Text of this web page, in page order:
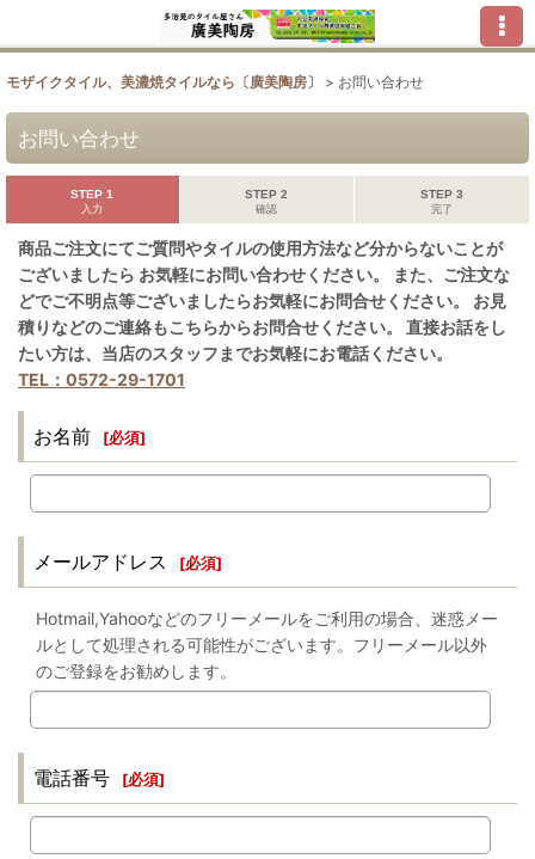
モザイクタイル、美濃焼タイルなら〔廣美陶房〕 > お問い合わせ
お問い合わせ
STEP 1
入力
STEP 2
確認
STEP 3
完了
商品ご注文にてご質問やタイルの使用方法など分からないことが
ございましたら お気軽にお問い合わせください。 また、ご注文な
どでご不明点等ございましたらお気軽にお問合せください。 お見
積りなどのご連絡もこちらからお問合せください。 直接お話をし
たい方は、当店のスタッフまでお気軽にお電話ください。
TEL：0572-29-1701
お名前 [必須]
メールアドレス [必須]
Hotmail,Yahooなどのフリーメールをご利用の場合、迷惑メー
ルとして処理される可能性がございます。フリーメール以外
のご登録をお勧めします。
電話番号 [必須]